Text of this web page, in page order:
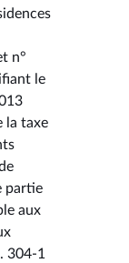
n°
le
la taxe
partie
aux
304-1